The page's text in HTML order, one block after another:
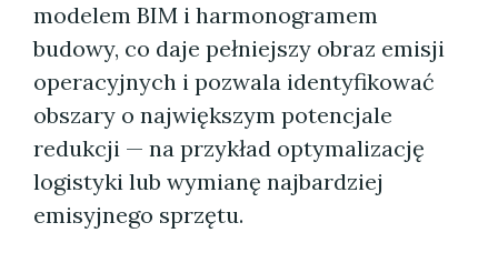
modelem BIM i harmonogramem
budowy, co daje pełniejszy obraz emisji
operacyjnych i pozwala identyfikować
obszary o największym potencjale
redukcji — na przykład optymalizację
logistyki lub wymianę najbardziej
emisyjnego sprzętu.